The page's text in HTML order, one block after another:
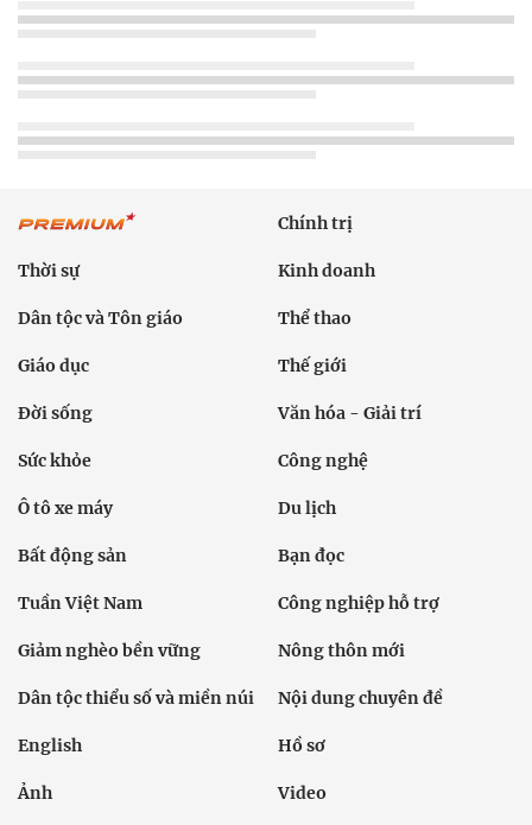
Chính trị
Thời sự Kinh doanh
Dân tộc và Tôn giáo Thể thao
Giáo dục Thế giới
Đời sống Văn hóa - Giải trí
Sức khỏe Công nghệ
Ô tô xe máy Du lịch
Bất động sản Bạn đọc
Tuần Việt Nam Công nghiệp hỗ trợ
Giảm nghèo bền vững Nông thôn mới
Dân tộc thiểu số và miền núi Nội dung chuyên đề
English Hồ sơ
Ảnh Video